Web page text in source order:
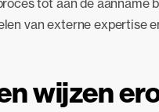
van externe expertise
wijzen